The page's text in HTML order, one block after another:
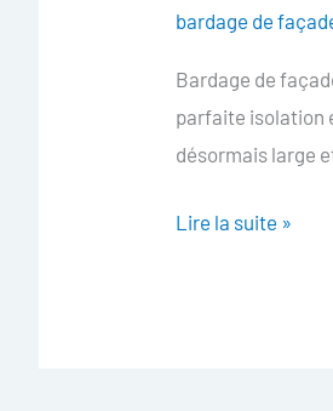
bardage de
Bardage de
parfaite isolation
désormais large
Augny
Lire la suite »